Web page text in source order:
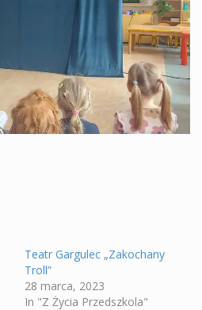
Teatr Gargulec „Zakochany
Troll”
28 marca, 2023
In "Z Życia Przedszkola"